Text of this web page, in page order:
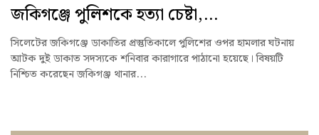
জকিগঞ্জে পুলিশকে হত্যা চেষ্টা,...
সিলেটের জকিগঞ্জে ডাকাতির প্রস্তুতিকালে পুলিশের ওপর হামলার ঘটনায়
আটক দুই ডাকাত সদস্যকে শনিবার কারাগারে পাঠানো হয়েছে। বিষয়টি
নিশ্চিত করেছেন জকিগঞ্জ থানার...